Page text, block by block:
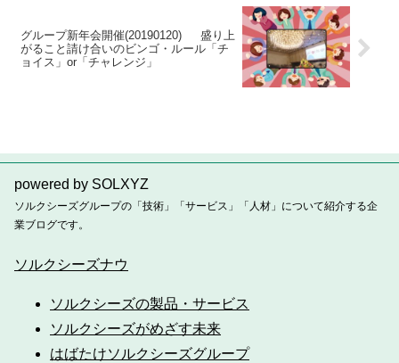
グループ新年会開催(20190120) 盛り上
がること請け合いのビンゴ・ルール「チ
ョイス」or「チャレンジ」
powered by SOLXYZ
ソルクシーズグループの「技術」「サービス」「人材」について紹介する企
業ブログです。
ソルクシーズナウ
ソルクシーズの製品・サービス
ソルクシーズがめざす未来
はばたけソルクシーズグループ